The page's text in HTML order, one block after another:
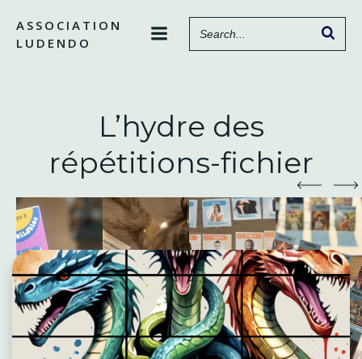
contenu
ASSOCIATION
LUDENDO
L’hydre des
répétitions-fichier